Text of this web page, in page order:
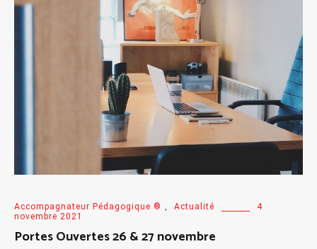
Accompagnateur Pédagogique ® , Actualité
4
novembre 2021
Portes Ouvertes 26 & 27 novembre